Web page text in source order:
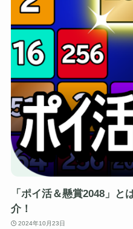
「ポイ活＆懸賞2048」
介！
2024年10月23日